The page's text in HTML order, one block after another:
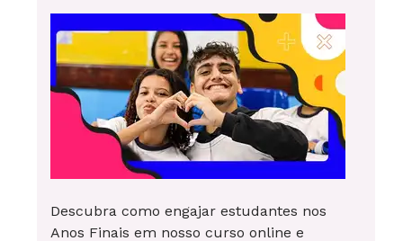
Veja como colocar as legendas no vídeo
Clique no símbolo das legendas no canto
inferior direito da tela, como mostra a imagem
Descubra como engajar estudantes nos
Anos Finais em nosso curso online e